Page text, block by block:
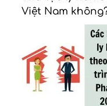
Việt Nam